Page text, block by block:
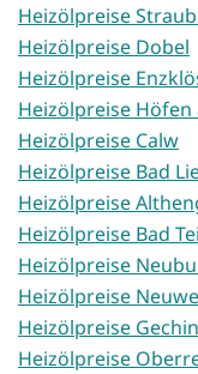
Heizölpreise
Heizölpreise Dobel
Heizölpreise
Heizölpreise Höfen
Heizölpreise Calw
Heizölpreise Bad
Heizölpreise
Heizölpreise Bad
Heizölpreise
Heizölpreise
Heizölpreise
Heizölpreise